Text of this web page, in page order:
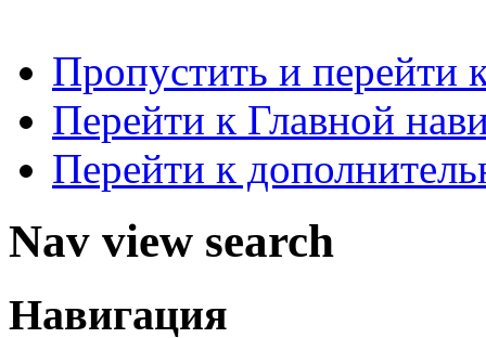
Пропустить и перейти
Перейти к Главной
Перейти к
Nav view search
Навигация